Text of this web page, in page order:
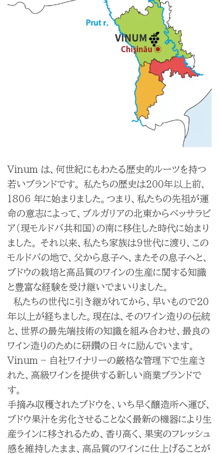
Vinum は、何世紀にもわたる歴史的ルーツを持つ
若いブランドです。 私たちの歴史は200年以上前、
1806 年に始まりました。つまり、私たちの先祖が運
命の意志によって、ブルガリアの北東からベッサラビ
ア（現モルドバ共和国）の南に移住した時代に始まり
ました。 それ以来、私たち家族は9世代に渡り、この
モルドバの地で、父から息子へ、またその息子へと、
ブドウの栽培と高品質のワインの生産に関する知識
と豊富な経験を受け継いでまいりました。
私たちの世代に引き継がれてから、早いもので20
年以上が経ちました。現在は、そのワイン造りの伝統
と、世界の最先端技術の知識を組み合わせ、最良の
ワイン造りのために研鑽の日々に励んでいます。
Vinum – 自社ワイナリーの厳格な管理下で生産さ
れた、高級ワインを提供する新しい商業ブランドで
す。
手摘み収穫されたブドウを、いち早く醸造所へ運び、
ブドウ果汁を劣化させることなく最新の機器により生
産ラインに移されるため、香り高く、果実のフレッシュ
感を維持したまま、高品質のワインに仕上げることが